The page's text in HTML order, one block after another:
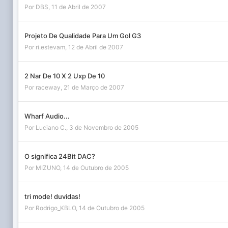
Por DBS 11 de Abril de 2007
Projeto De Qualidade Para Um Gol G3
Por ri.estevam 12 de Abril de 2007
2 Nar De 10 X 2 Uxp De 10
Por raceway 21 de Março de 2007
Wharf Audio...
Por Luciano C. 3 de Novembro de 2005
O significa 24Bit DAC?
Por MIZUNO, 14 de Outubro de 2005
tri mode! duvidas!
Por Rodrigo_KBLO, 14 de Outubro de 2005